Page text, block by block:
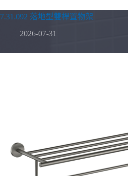
7.31.092 落地型雙桿置物架
2026-07-31